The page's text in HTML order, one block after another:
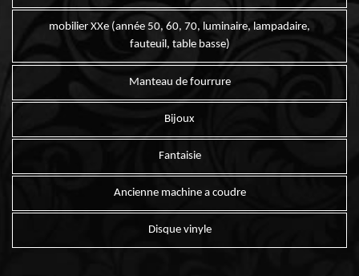
mobilier XXe (année 50, 60, 70, luminaire, lampadaire,
fauteuil, table basse)
Manteau de fourrure
Bijoux
Fantaisie
Ancienne machine a coudre
Disque vinyle